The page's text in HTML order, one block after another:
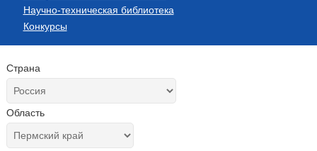
Научно-техническая библиотека
Конкурсы
Страна
Область